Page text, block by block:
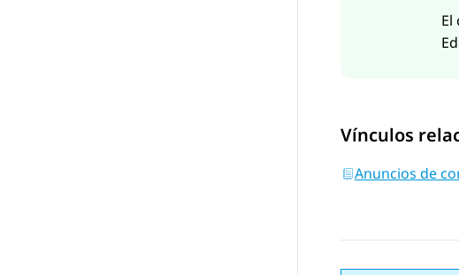
El
Vínculos
Anuncios de